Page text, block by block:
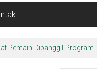
Pemain Dipanggil